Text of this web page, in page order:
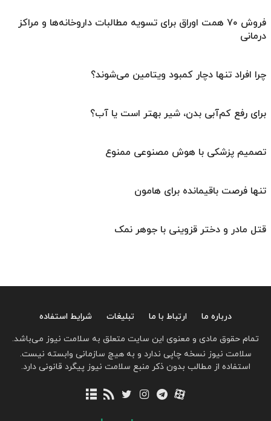
فروش ۷۰ همت اوراق برای تسویه مطالبات داروخانه‌ها و مراکز
درمانی
چرا افراد تنها دچار کمبود ویتامین می‌شوند؟
برای رفع کم‌آبی بدن، شیر بهتر است یا آب؟
تصمیم پزشکی با هوش مصنوعی ممنوع
تنها فرصت باقیمانده برای هامون
قتل مادر و دختر قزوینی با جوهر نمک
درباره ما ارتباط با ما تبلیغات
شرایط استفاده
تمام حقوق مادی و معنوی این سایت متعلق به سلامت نیوز می‌باشد.
سلامت نیوز نسخه چاپی ندارد و به هیچ سازمانی وابسته نیست.
استفاده از مطالب بدون ذکر منبع سلامت نیوز پیگرد قانونی دارد.